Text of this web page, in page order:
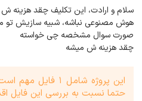
سلام و ارادت، این تکلیف چقد هزینه
هوش مصنوعی نباشه، شبیه سازیش تو
صورت سوال مشخصه چی خواسته
چقد هزینه ش میشه
این پروژه شامل 1
حتما نسبت به بررسی این فایل